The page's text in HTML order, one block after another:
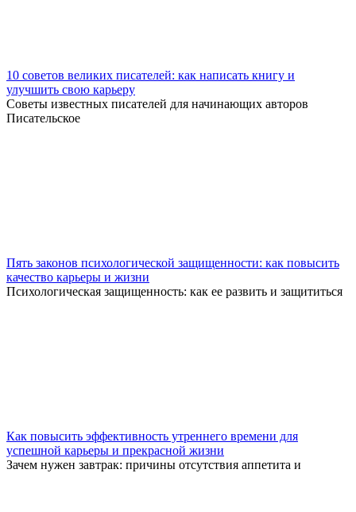
10 советов великих писателей: как написать книгу и
улучшить свою карьеру
Советы известных писателей для начинающих авторов
Писательское
Пять законов психологической защищенности: как повысить
качество карьеры и жизни
Психологическая защищенность: как ее развить и защититься
Как повысить эффективность утреннего времени для
успешной карьеры и прекрасной жизни
Зачем нужен завтрак: причины отсутствия аппетита и